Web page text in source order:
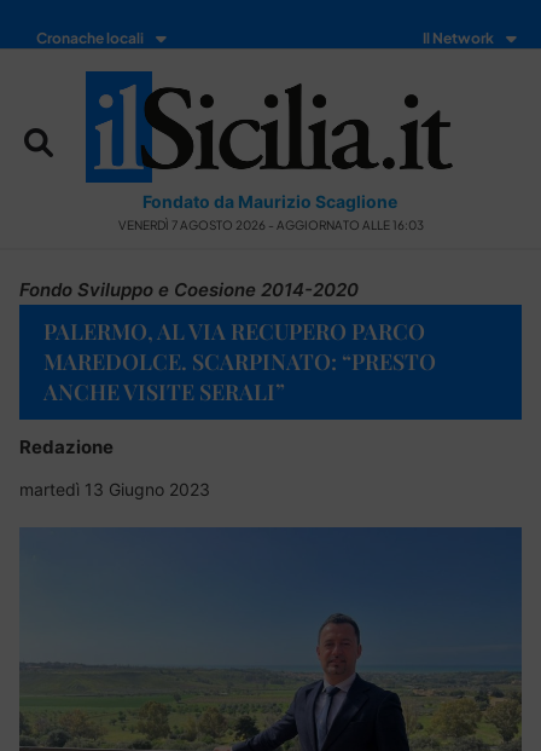
Cronache locali Il Network
Fondato da Maurizio Scaglione
VENERDÌ 7 AGOSTO 2026 - AGGIORNATO ALLE 16:03
Fondo Sviluppo e Coesione 2014-2020
PALERMO, AL VIA RECUPERO PARCO
MAREDOLCE. SCARPINATO: “PRESTO
ANCHE VISITE SERALI”
Redazione
martedì 13 Giugno 2023